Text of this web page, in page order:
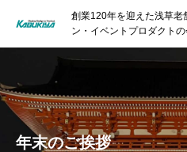
創業120年を迎えた浅草老
ン・イベントプロダクトの
年末のご挨拶